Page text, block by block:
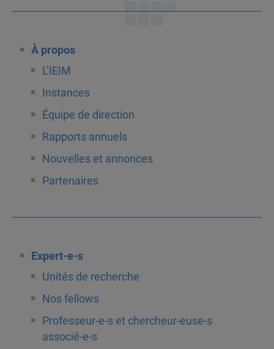
À propos
L’IEIM
Instances
Équipe de direction
Rapports annuels
Nouvelles et annonces
Partenaires
Expert-e-s
Unités de recherche
Nos fellows
Professeur-e-s et chercheur-euse-s
associé-e-s